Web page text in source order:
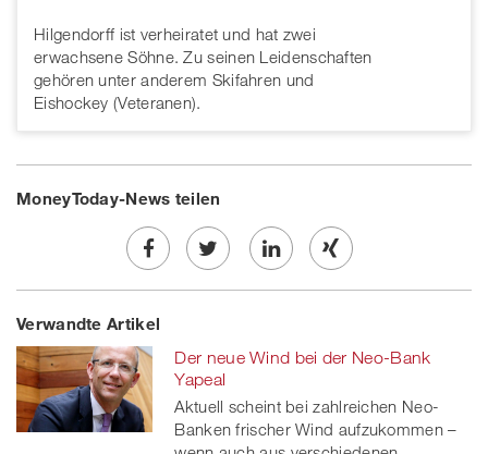
Hilgendorff ist verheiratet und hat zwei
erwachsene Söhne. Zu seinen Leidenschaften
gehören unter anderem Skifahren und
Eishockey (Veteranen).
MoneyToday-News teilen
Share
on
Facebook
Twe
on
twitt
Share
linkedin
Share
Xing
Verwandte Artikel
Der neue Wind bei der Neo-Bank
Yapeal
Aktuell scheint bei zahlreichen Neo-
Banken frischer Wind aufzukommen –